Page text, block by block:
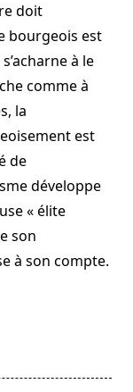
doit
bourgeois est
à le
comme à
la
est
de
développe
« élite
son
à son compte.